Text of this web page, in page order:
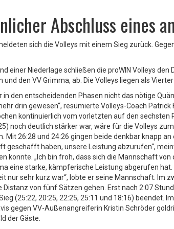
Abschluss eines
sich die Volleys mit einem Sieg zurück.
einer Niederlage schließen die proWIN Volleys
und den VV Grimma, ab. Die Volleys liegen als
in den entscheidenden Phasen nicht das nötige
drin gewesen“, resümierte Volleys-Coach Patrick
kontinuierlich vom vorletzten auf den sechsten
noch deutlich stärker war, wäre für die Volleys
Mit 26:28 und 24:26 gingen beide denkbar knapp
geschafft haben, unsere Leistung abzurufen“,
konnte. „Ich bin froh, dass sich die Mannschaft
eine starke, kämpferische Leistung abgerufen
nur sehr kurz war“, lobte er seine Mannschaft.
Distanz von fünf Sätzen gehen. Erst nach 2:07
(25:22, 20:25, 22:25, 25:11 und 18:16) beendet.
gegen VV-Außenangreiferin Kristin Schröder
der Gäste.